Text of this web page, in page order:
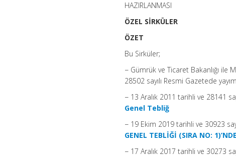
HAZIRLANMASI
ÖZEL SİRKÜLER
ÖZET
Bu Sirküler;
− Gümrük ve Ticaret Bakanlığı ile
28502 sayılı Resmi Gazetede
− 13 Aralık 2011 tarihli ve 28141
Genel Tebliğ
− 19 Ekim 2019 tarihli ve 30923
GENEL TEBLİĞİ (SIRA NO:
− 17 Aralık 2017 tarihli ve 30273